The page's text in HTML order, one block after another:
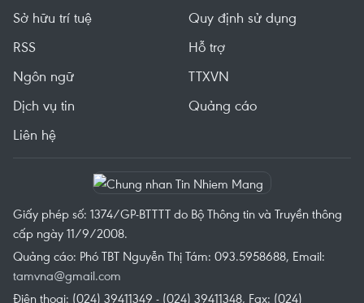
Sở hữu trí tuệ
Quy định sử dụng
RSS
Hỗ trợ
Ngôn ngữ
TTXVN
Dịch vụ tin
Quảng cáo
Liên hệ
Giấy phép số: 1374/GP-BTTTT do Bộ Thông tin và Truyền thông
cấp ngày 11/9/2008.
Quảng cáo: Phó TBT Nguyễn Thị Tám: 093.5958688, Email:
tamvna@gmail.com
Điện thoại: (024) 39411349 - (024) 39411348, Fax: (024)